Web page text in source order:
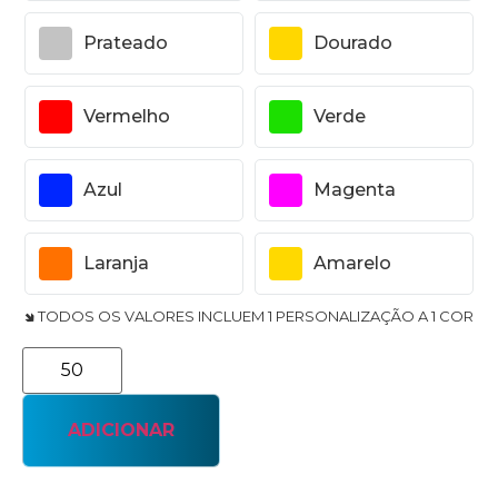
Prateado Dourado
Vermelho Verde
Azul Magenta
Laranja Amarelo
🢆 TODOS OS VALORES INCLUEM 1 PERSONALIZAÇÃO A 1 COR
ADICIONAR